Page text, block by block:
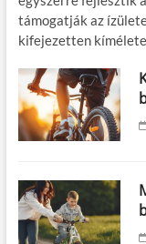
támogatják az
kifejezetten